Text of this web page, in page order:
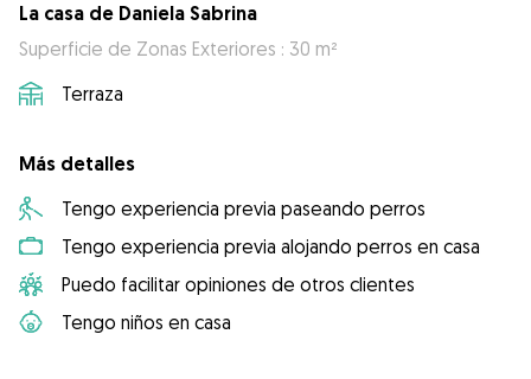
La casa de Daniela Sabrina
Superficie de Zonas Exteriores : 30 m²
Terraza
Más detalles
Tengo experiencia previa paseando perros
Tengo experiencia previa alojando perros en casa
Puedo facilitar opiniones de otros clientes
Tengo niños en casa